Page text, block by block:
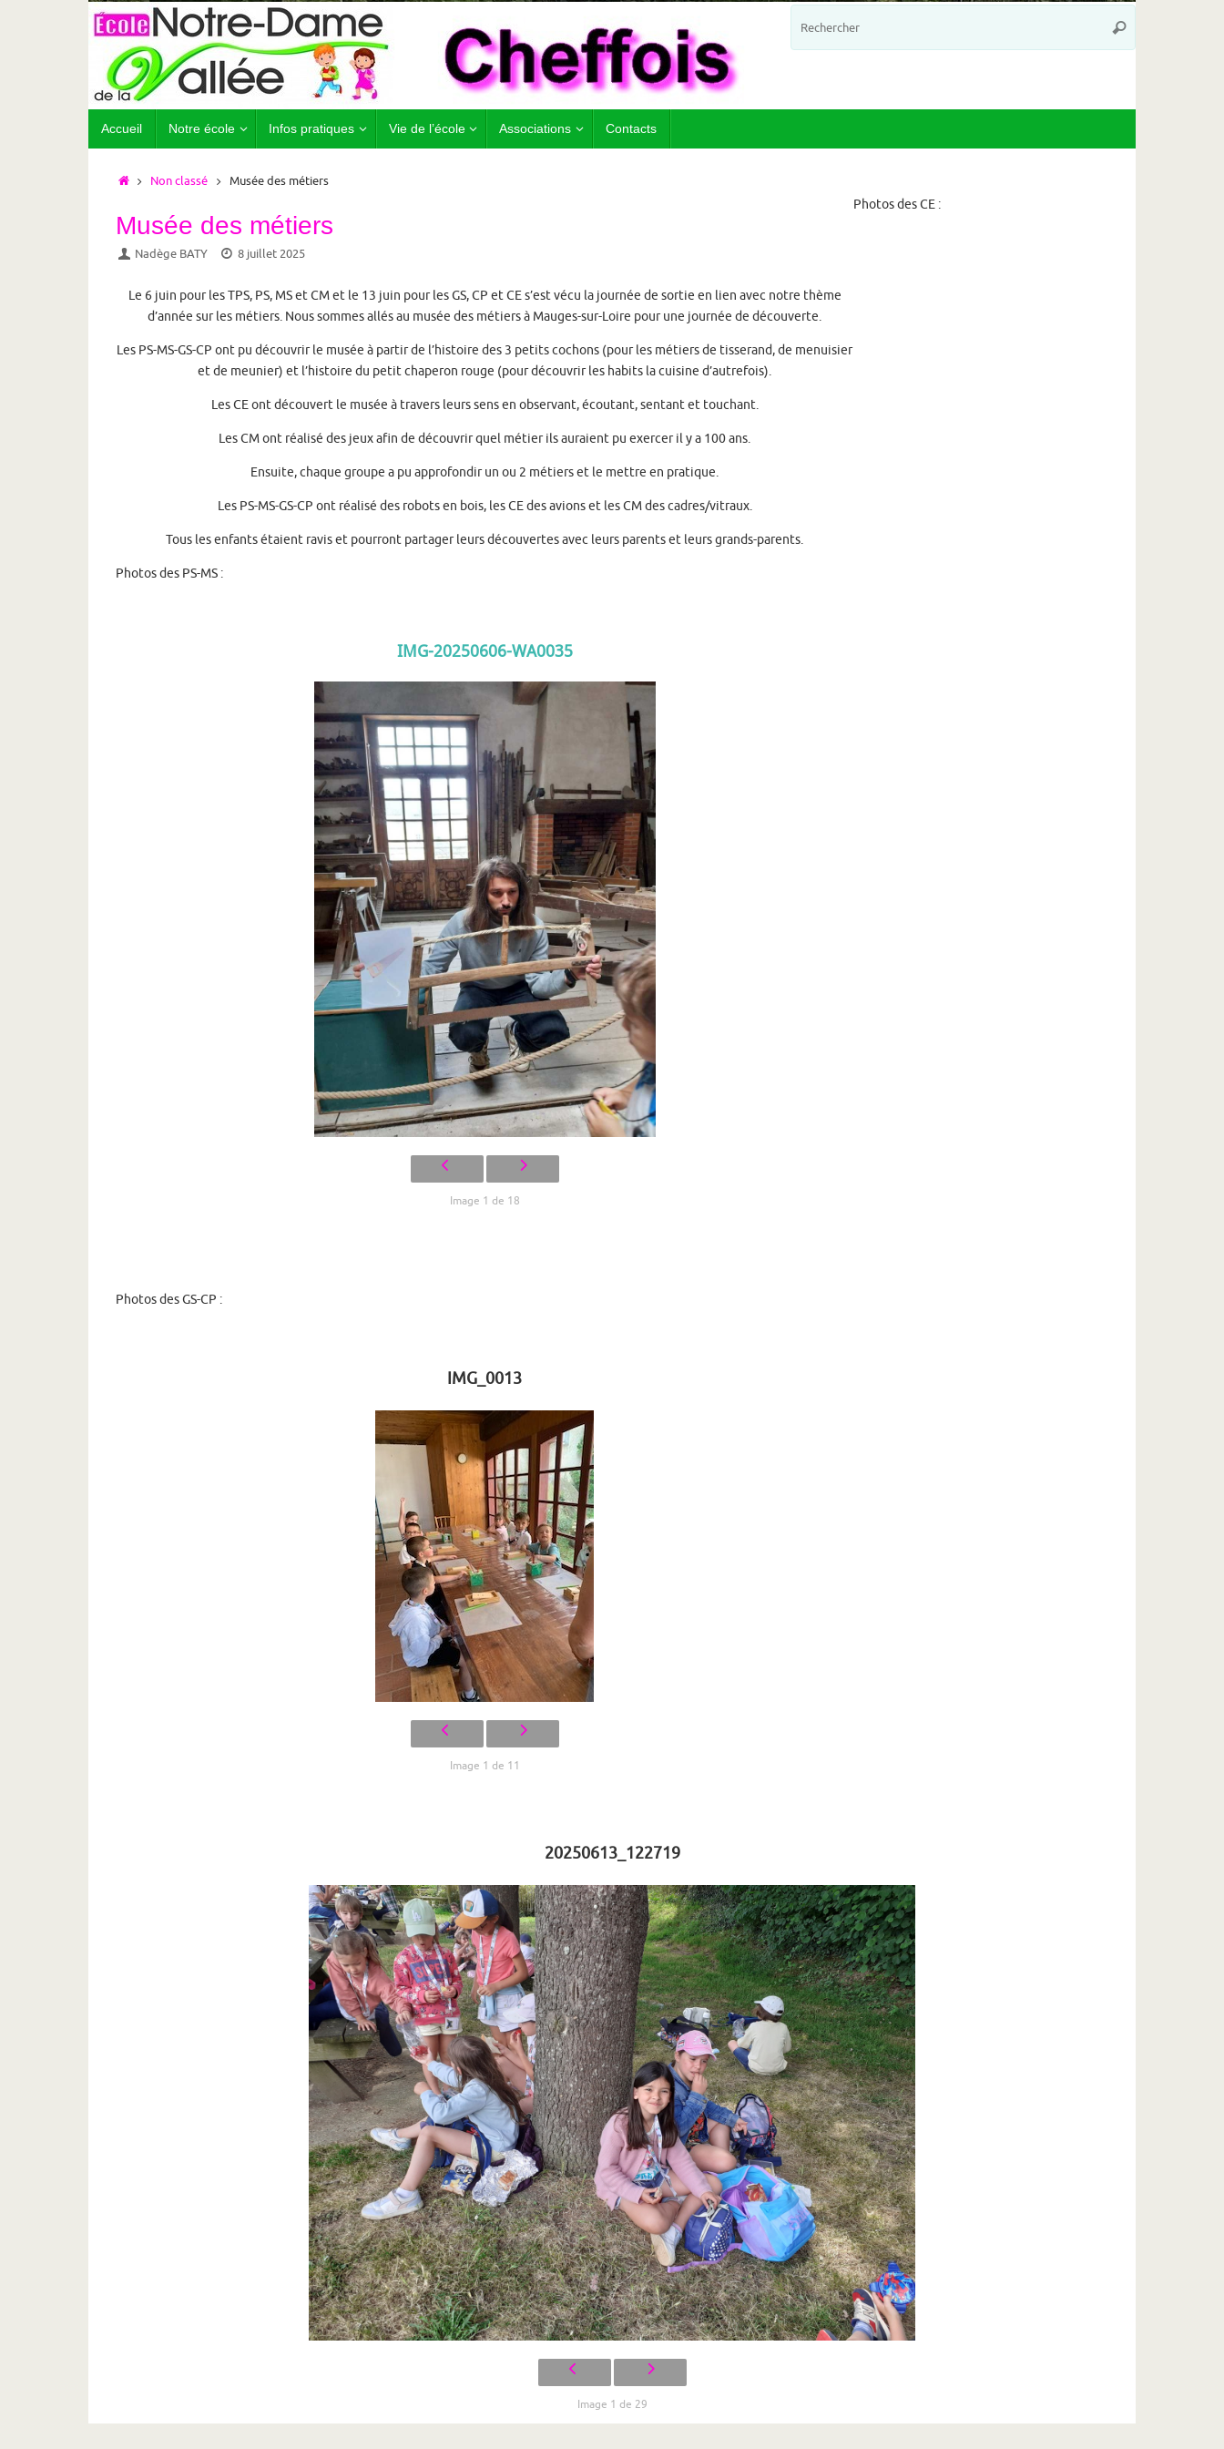
Rechercher
Accueil Notre école Infos pratiques Vie de l’école Associations Contacts
Accueil
Non classé Musée des métiers
Musée des métiers
Nadège BATY 8 juillet 2025
Le 6 juin pour les TPS, PS, MS et CM et le 13 juin pour les GS, CP et CE s’est vécu la journée de sortie en lien avec notre thème
d’année sur les métiers. Nous sommes allés au musée des métiers à Mauges-sur-Loire pour une journée de découverte.
Les PS-MS-GS-CP ont pu découvrir le musée à partir de l’histoire des 3 petits cochons (pour les métiers de tisserand, de menuisier
et de meunier) et l’histoire du petit chaperon rouge (pour découvrir les habits la cuisine d’autrefois).
Les CE ont découvert le musée à travers leurs sens en observant, écoutant, sentant et touchant.
Les CM ont réalisé des jeux afin de découvrir quel métier ils auraient pu exercer il y a 100 ans.
Ensuite, chaque groupe a pu approfondir un ou 2 métiers et le mettre en pratique.
Les PS-MS-GS-CP ont réalisé des robots en bois, les CE des avions et les CM des cadres/vitraux.
Tous les enfants étaient ravis et pourront partager leurs découvertes avec leurs parents et leurs grands-parents.
Photos des PS-MS :
IMG-20250606-WA0035
Image 1 de 18
Photos des GS-CP :
IMG_0013
Image 1 de 11
Photos des CE :
20250613_122719
Image 1 de 29